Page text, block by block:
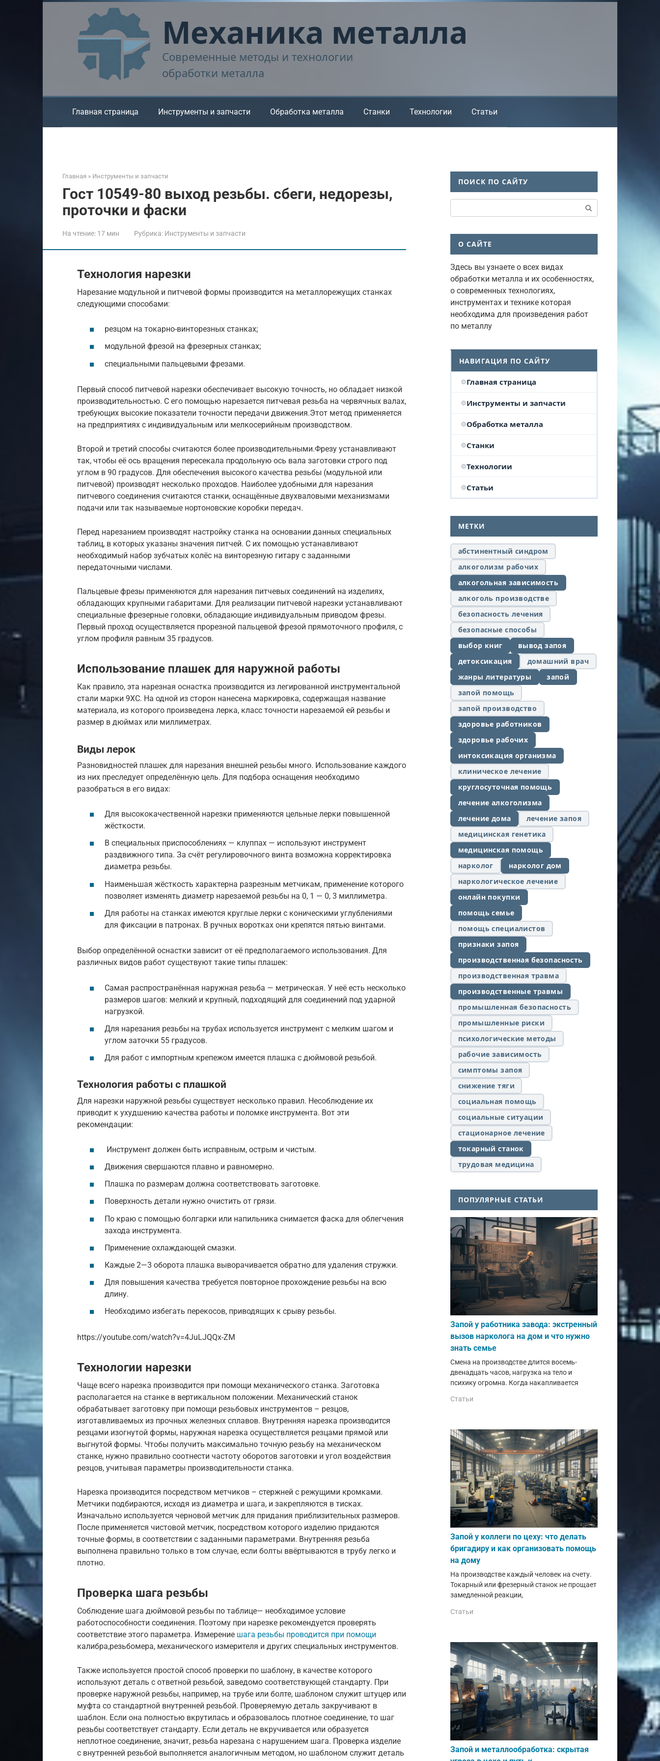
Механика металла
Современные методы и технологии
обработки металла
Главная страница Инструменты и запчасти Обработка металла Станки Технологии Статьи
Главная » Инструменты и запчасти
Гост 10549-80 выход резьбы. сбеги, недорезы,
проточки и фаски
На чтение: 17 мин Рубрика: Инструменты и запчасти
Технология нарезки
Нарезание модульной и питчевой формы производится на металлорежущих станках
следующими способами:
резцом на токарно-винторезных станках;
модульной фрезой на фрезерных станках;
специальными пальцевыми фрезами.
Первый способ питчевой нарезки обеспечивает высокую точность, но обладает низкой
производительностью. С его помощью нарезается питчевая резьба на червячных валах,
требующих высокие показатели точности передачи движения.Этот метод применяется
на предприятиях с индивидуальным или мелкосерийным производством.
Второй и третий способы считаются более производительными.Фрезу устанавливают
так, чтобы её ось вращения пересекала продольную ось вала заготовки строго под
углом в 90 градусов. Для обеспечения высокого качества резьбы (модульной или
питчевой) производят несколько проходов. Наиболее удобными для нарезания
питчевого соединения считаются станки, оснащённые двухваловыми механизмами
подачи или так называемые нортоновские коробки передач.
Перед нарезанием производят настройку станка на основании данных специальных
таблиц, в которых указаны значения питчей. С их помощью устанавливают
необходимый набор зубчатых колёс на винторезную гитару с заданными
передаточными числами.
Пальцевые фрезы применяются для нарезания питчевых соединений на изделиях,
обладающих крупными габаритами. Для реализации питчевой нарезки устанавливают
специальные фрезерные головки, обладающие индивидуальным приводом фрезы.
Первый проход осуществляется прорезной пальцевой фрезой прямоточного профиля, с
углом профиля равным 35 градусов.
Использование плашек для наружной работы
Как правило, эта нарезная оснастка производится из легированной инструментальной
стали марки 9ХС. На одной из сторон нанесена маркировка, содержащая название
материала, из которого произведена лерка, класс точности нарезаемой ей резьбы и
размер в дюймах или миллиметрах.
Виды лерок
Разновидностей плашек для нарезания внешней резьбы много. Использование каждого
из них преследует определённую цель. Для подбора оснащения необходимо
разобраться в его видах:
Для высококачественной нарезки применяются цельные лерки повышенной
жёсткости.
В специальных приспособлениях — клуппах — используют инструмент
раздвижного типа. За счёт регулировочного винта возможна корректировка
диаметра резьбы.
Наименьшая жёсткость характерна разрезным метчикам, применение которого
позволяет изменять диаметр нарезаемой резьбы на 0, 1 — 0, 3 миллиметра.
Для работы на станках имеются круглые лерки с коническими углублениями
для фиксации в патронах. В ручных воротках они крепятся пятью винтами.
Выбор определённой оснастки зависит от её предполагаемого использования. Для
различных видов работ существуют такие типы плашек:
Самая распространённая наружная резьба — метрическая. У неё есть несколько
размеров шагов: мелкий и крупный, подходящий для соединений под ударной
нагрузкой.
Для нарезания резьбы на трубах используется инструмент с мелким шагом и
углом заточки 55 градусов.
Для работ с импортным крепежом имеется плашка с дюймовой резьбой.
Технология работы с плашкой
Для нарезки наружной резьбы существует несколько правил. Несоблюдение их
приводит к ухудшению качества работы и поломке инструмента. Вот эти
рекомендации:
Инструмент должен быть исправным, острым и чистым.
Движения свершаются плавно и равномерно.
Плашка по размерам должна соответствовать заготовке.
Поверхность детали нужно очистить от грязи.
По краю с помощью болгарки или напильника снимается фаска для облегчения
захода инструмента.
Применение охлаждающей смазки.
Каждые 2—3 оборота плашка выворачивается обратно для удаления стружки.
Для повышения качества требуется повторное прохождение резьбы на всю
длину.
Необходимо избегать перекосов, приводящих к срыву резьбы.
https://youtube.com/watch?v=4JuLJQQx-ZM
Технологии нарезки
Чаще всего нарезка производится при помощи механического станка. Заготовка
располагается на станке в вертикальном положении. Механический станок
обрабатывает заготовку при помощи резьбовых инструментов – резцов,
изготавливаемых из прочных железных сплавов. Внутренняя нарезка производится
резцами изогнутой формы, наружная нарезка осуществляется резцами прямой или
выгнутой формы. Чтобы получить максимально точную резьбу на механическом
станке, нужно правильно соотнести частоту оборотов заготовки и угол воздействия
резцов, учитывая параметры производительности станка.
Нарезка производится посредством метчиков – стержней с режущими кромками.
Метчики подбираются, исходя из диаметра и шага, и закрепляются в тисках.
Изначально используется черновой метчик для придания приблизительных размеров.
После применяется чистовой метчик, посредством которого изделию придаются
точные формы, в соответствии с заданными параметрами. Внутренняя резьба
выполнена правильно только в том случае, если болты ввёртываются в трубу легко и
плотно.
Проверка шага резьбы
Соблюдение шага дюймовой резьбы по таблице— необходимое условие
работоспособности соединения. Поэтому при нарезке рекомендуется проверять
соответствие этого параметра. Измерение шага резьбы проводится при помощи
калибра,резьбомера, механического измерителя и других специальных инструментов.
Также используется простой способ проверки по шаблону, в качестве которого
используют деталь с ответной резьбой, заведомо соответствующей стандарту. При
проверке наружной резьбы, например, на трубе или болте, шаблоном служит штуцер или
муфта со стандартной внутренней резьбой. Проверяемую деталь закручивают в
шаблон. Если она полностью вкрутилась и образовалось плотное соединение, то шаг
резьбы соответствует стандарту. Если деталь не вкручивается или образуется
неплотное соединение, значит, резьба нарезана с нарушением шага. Проверка изделие
с внутренней резьбой выполняется аналогичным методом, но шаблоном служит деталь
ПОИСК ПО САЙТУ
О САЙТЕ
Здесь вы узнаете о всех видах
обработки металла и их особенностях,
о современных технологиях,
инструментах и технике которая
необходима для произведения работ
по металлу
НАВИГАЦИЯ ПО САЙТУ
Главная страница
Инструменты и запчасти
Обработка металла
Станки
Технологии
Статьи
МЕТКИ
абстинентный синдром
алкоголизм рабочих
алкогольная зависимость
алкоголь производстве
безопасность лечения
безопасные способы
выбор книг
вывод запоя
детоксикация
домашний врач
жанры литературы
запой
запой помощь
запой производство
здоровье работников
здоровье рабочих
интоксикация организма
клиническое лечение
круглосуточная помощь
лечение алкоголизма
лечение дома
лечение запоя
медицинская генетика
медицинская помощь
нарколог
нарколог дом
наркологическое лечение
онлайн покупки
помощь семье
помощь специалистов
признаки запоя
производственная безопасность
производственная травма
производственные травмы
промышленная безопасность
промышленные риски
психологические методы
рабочие зависимость
симптомы запоя
снижение тяги
социальная помощь
социальные ситуации
стационарное лечение
токарный станок
трудовая медицина
ПОПУЛЯРНЫЕ СТАТЬИ
Запой у работника завода: экстренный
вызов нарколога на дом и что нужно
знать семье
Смена на производстве длится восемь-
двенадцать часов, нагрузка на тело и
психику огромна. Когда накапливается
Статьи
Запой у коллеги по цеху: что делать
бригадиру и как организовать помощь
на дому
На производстве каждый человек на счету.
Токарный или фрезерный станок не прощает
замедленной реакции,
Статьи
Запой и металлообработка: скрытая